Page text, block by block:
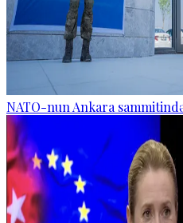
NATO-nun Ankara